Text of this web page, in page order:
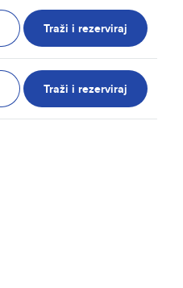
Traži i rezerviraj
Traži i rezerviraj